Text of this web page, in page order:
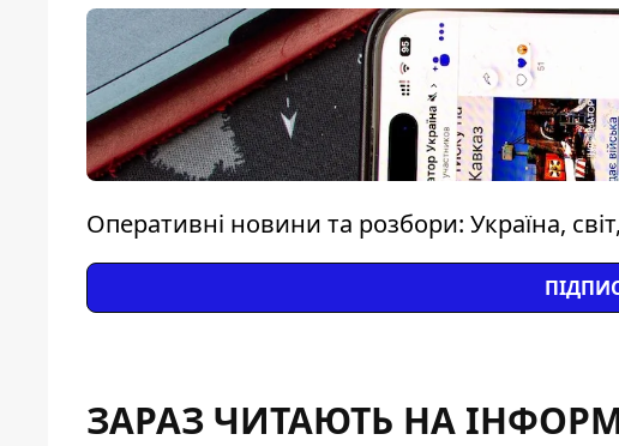
Оперативні новини та розбори: Україна,
ЗАРАЗ ЧИТАЮТЬ НА